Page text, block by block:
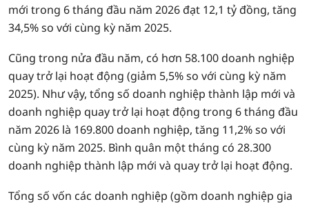
mới trong 6 tháng đầu năm 2026 đạt 12,1 tỷ đồng, tăng
34,5% so với cùng kỳ năm 2025.
Cũng trong nửa đầu năm, có hơn 58.100 doanh nghiệp
quay trở lại hoạt động (giảm 5,5% so với cùng kỳ năm
2025). Như vậy, tổng số doanh nghiệp thành lập mới và
doanh nghiệp quay trở lại hoạt động trong 6 tháng đầu
năm 2026 là 169.800 doanh nghiệp, tăng 11,2% so với
cùng kỳ năm 2025. Bình quân một tháng có 28.300
doanh nghiệp thành lập mới và quay trở lại hoạt động.
Tổng số vốn các doanh nghiệp (gồm doanh nghiệp gia